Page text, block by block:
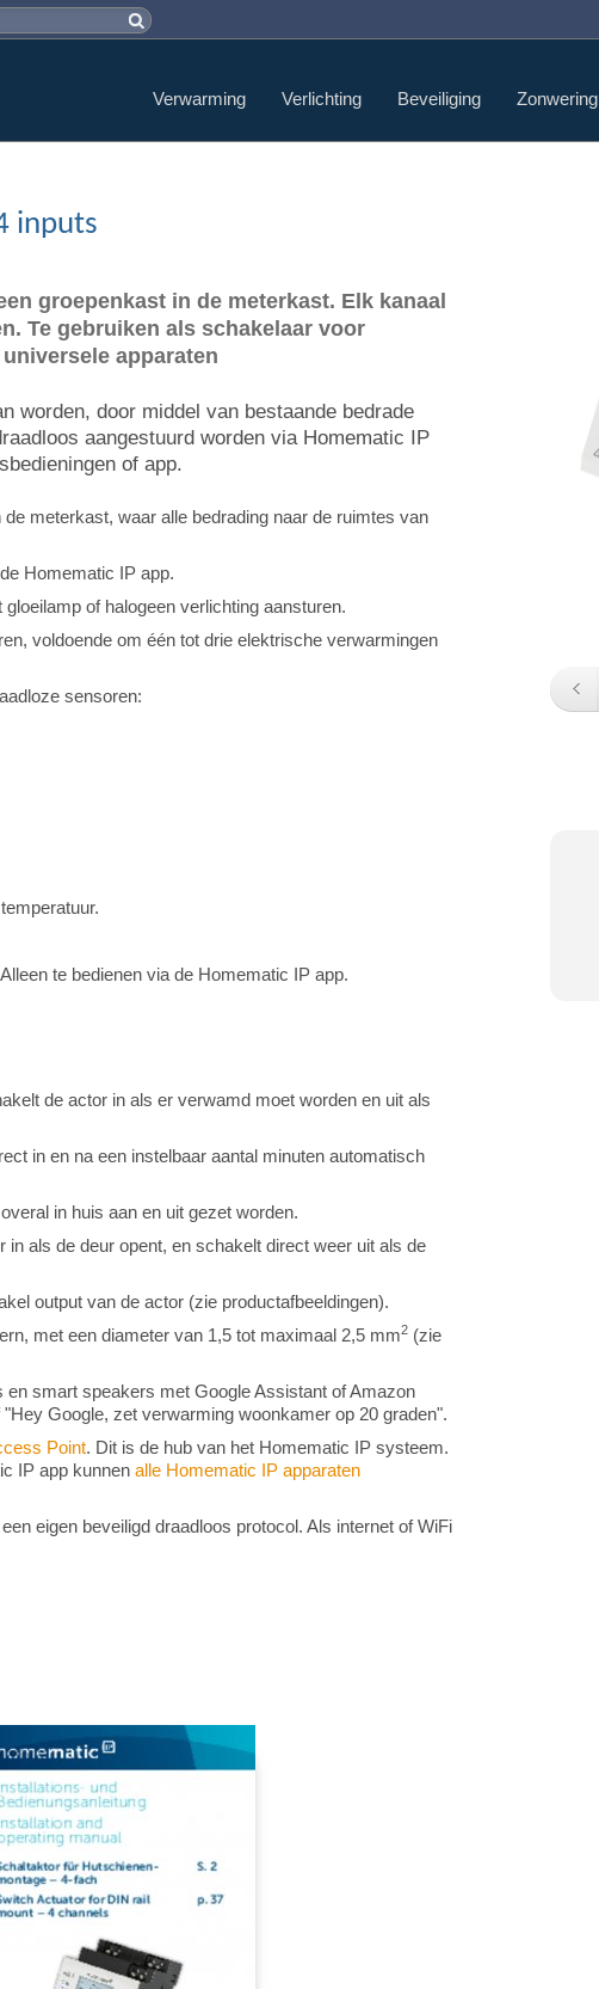
Verwarming Verlichting Beveiliging Zonwering
inputs
groepenkast in de meterkast. Elk kanaal
Te gebruiken als schakelaar voor
apparaten
worden, door middel van bestaande bedrade
aangestuurd worden via Homematic IP
of app.
meterkast, waar alle bedrading naar de ruimtes van
Homematic IP app.
of halogeen verlichting aansturen.
voldoende om één tot drie elektrische verwarmingen
sensoren:
te bedienen via de Homematic IP app.
de actor in als er verwamd moet worden en uit als
in en na een instelbaar aantal minuten automatisch
in huis aan en uit gezet worden.
als de deur opent, en schakelt direct weer uit als de
output van de actor (zie productafbeeldingen).
met een diameter van 1,5 tot maximaal 2,5 mm2 (zie
smart speakers met Google Assistant of Amazon
Google, zet verwarming woonkamer op 20 graden".
Point. Dit is de hub van het Homematic IP systeem.
IP app kunnen alle Homematic IP apparaten
eigen beveiligd draadloos protocol. Als internet of WiFi